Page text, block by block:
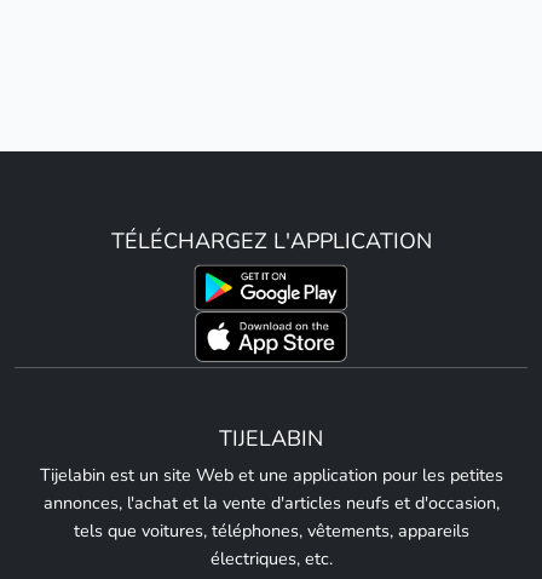
TÉLÉCHARGEZ L'APPLICATION
TIJELABIN
Tijelabin est un site Web et une application pour les petites
annonces, l'achat et la vente d'articles neufs et d'occasion,
tels que voitures, téléphones, vêtements, appareils
électriques, etc.